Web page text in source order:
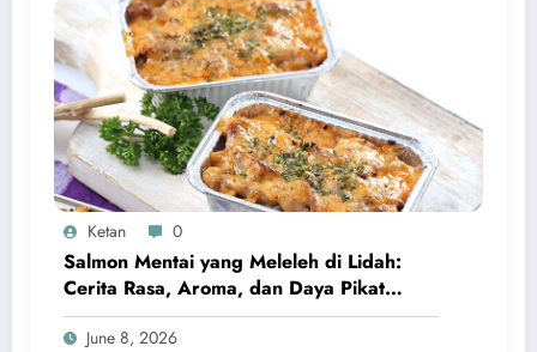
Ketan 0
Salmon Mentai yang Meleleh di Lidah:
Cerita Rasa, Aroma, dan Daya Pikat
Kuliner Modern
June 8, 2026